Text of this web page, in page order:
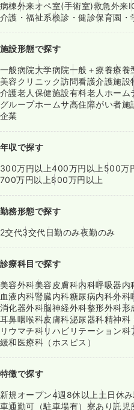
病棟外来オペ室(手術室)救急外来
介護・福祉系検診・健診保育園・
施設形態で探す
一般病院大学病院一般＋療養療養
美容クリニック訪問看護介護施設
介護老人保健施設有料老人ホーム
グループホームサ高住障がい者施
企業
年収で探す
300万円以上400万円以上 500万
700万円以上800万円以上
勤務形態で探す
2交代3交代日勤のみ夜勤のみ
診療科目で探す
美容外科美容皮膚科内科呼吸器内
血液内科腎臓内科糖尿病内科外科
消化器外科脳神経外科整形外科形
耳鼻咽喉科皮膚科泌尿器科精神科
リウマチ科リハビリテーション科
緩和医療科（ホスピス）
特徴で探す
新規オープン4週8休以上 土日休み
車通勤可（駐車場有） 寮あり託児